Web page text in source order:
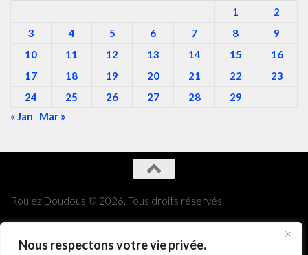
Nous respectons votre vie privée.
1
2
3
4 5 6 7 8
9
10
11 12 13 14 15
16
17
18 19 20 21 22
23
24
25 26 27 28
29
« Jan
Mar »
Roulez Doudous © 2026. Tous droits réservés.